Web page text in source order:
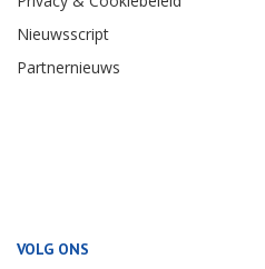
Nieuwsscript
Partnernieuws
VOLG ONS